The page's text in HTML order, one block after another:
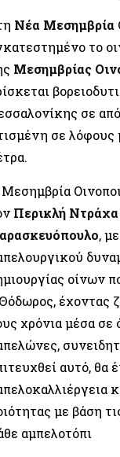
Νέα Μεσημβρία
το
Μεσημβρίας
σε
σε λόφους
Περικλή Ντράχα
,
οίνων
έχοντας
χρόνια μέσα σε
αυτό, θα
με βάση
αμπελοτόπι